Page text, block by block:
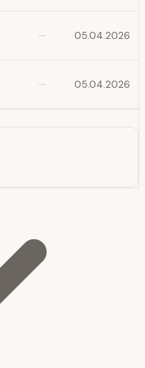
— 05.04.2026
— 05.04.2026